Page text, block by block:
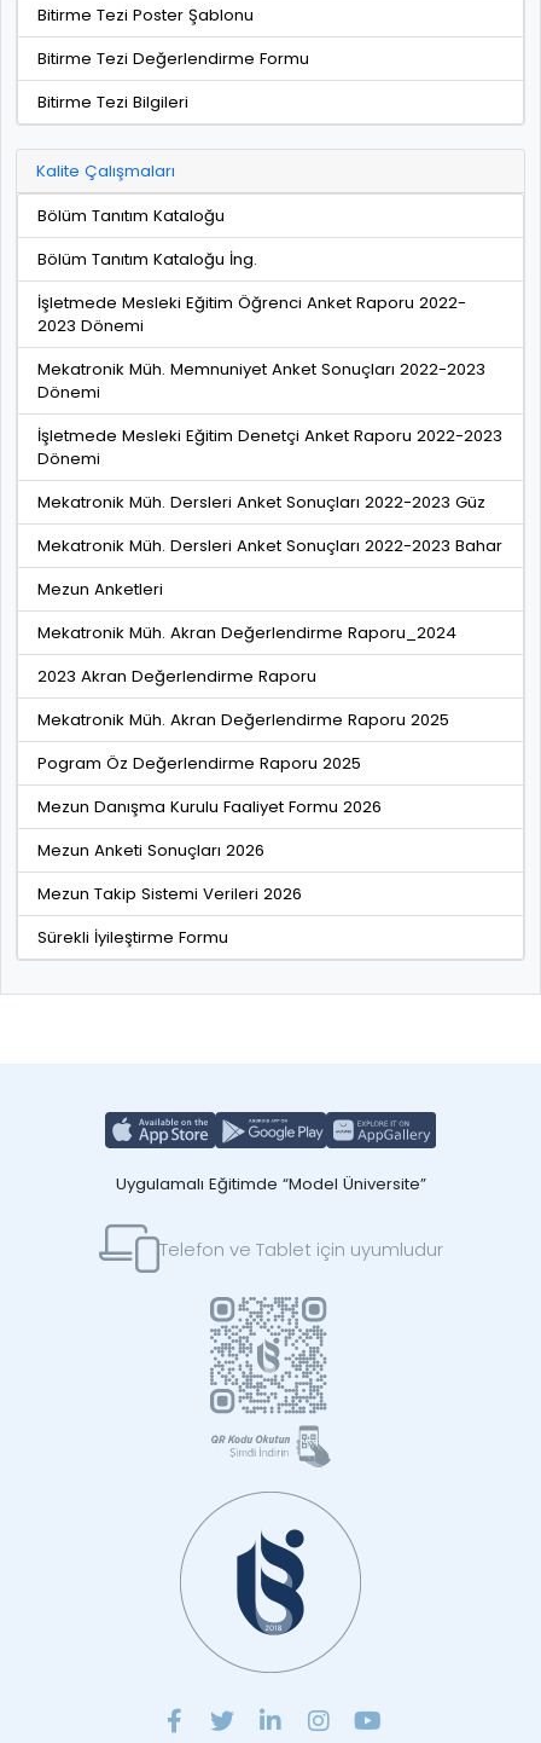
Bitirme Tezi Poster Şablonu
Bitirme Tezi Değerlendirme Formu
Bitirme Tezi Bilgileri
Kalite Çalışmaları
Bölüm Tanıtım Kataloğu
Bölüm Tanıtım Kataloğu İng.
İşletmede Mesleki Eğitim Öğrenci Anket Raporu 2022-
2023 Dönemi
Mekatronik Müh. Memnuniyet Anket Sonuçları 2022-2023
Dönemi
İşletmede Mesleki Eğitim Denetçi Anket Raporu 2022-2023
Dönemi
Mekatronik Müh. Dersleri Anket Sonuçları 2022-2023 Güz
Mekatronik Müh. Dersleri Anket Sonuçları 2022-2023 Bahar
Mezun Anketleri
Mekatronik Müh. Akran Değerlendirme Raporu_2024
2023 Akran Değerlendirme Raporu
Mekatronik Müh. Akran Değerlendirme Raporu 2025
Pogram Öz Değerlendirme Raporu 2025
Mezun Danışma Kurulu Faaliyet Formu 2026
Mezun Anketi Sonuçları 2026
Mezun Takip Sistemi Verileri 2026
Sürekli İyileştirme Formu
Uygulamalı Eğitimde “Model Üniversite”
Telefon ve Tablet için uyumludur